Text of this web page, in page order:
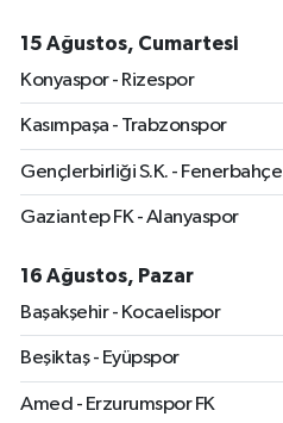
15 Ağustos, Cumartesi
Konyaspor - Rizespor
Kasımpaşa - Trabzonspor
Gençlerbirliği S.K. - Fenerbahçe
Gaziantep FK - Alanyaspor
16 Ağustos, Pazar
Başakşehir - Kocaelispor
Beşiktaş - Eyüpspor
Amed - Erzurumspor FK